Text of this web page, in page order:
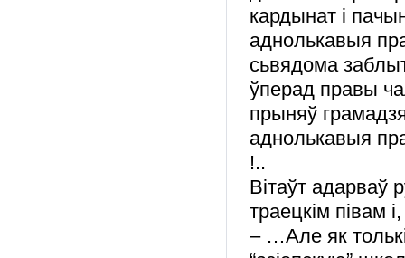
кардынат і
аднолькавыя
сьвядома
ўперад правы
прыняў
аднолькавыя
!..
Вітаўт адарваў
траецкім півам
– …Але як